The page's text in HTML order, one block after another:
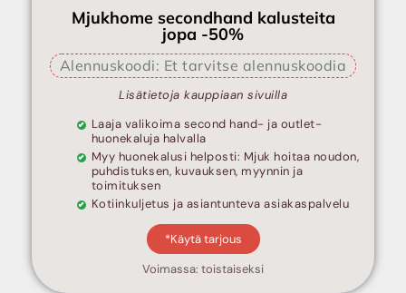
Mjukhome secondhand kalusteita
jopa -50%
Alennuskoodi: Et tarvitse alennuskoodia
Lisätietoja kauppiaan sivuilla
Laaja valikoima second hand- ja outlet-
huonekaluja halvalla
Myy huonekalusi helposti: Mjuk hoitaa noudon,
puhdistuksen, kuvauksen, myynnin ja
toimituksen
Kotiinkuljetus ja asiantunteva asiakaspalvelu
*Käytä tarjous
Voimassa: toistaiseksi